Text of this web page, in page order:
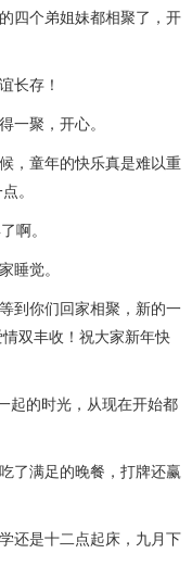
四个弟姐妹都相聚了，开
长存！
一聚，开心。
，童年的快乐真是难以重
。
啊。
睡觉。
到你们回家相聚，新的一
双丰收！祝大家新年快
起的时光，从现在开始都
了满足的晚餐，打牌还赢
还是十二点起床，九月下